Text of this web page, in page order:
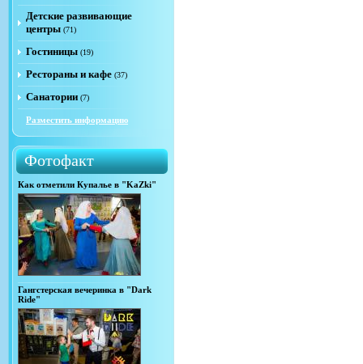
Детские развивающие
центры (71)
Гостиницы (19)
Рестораны и кафе (37)
Санатории (7)
Разместить информацию
Фотофакт
Как отметили Купалье в "KaZki"
Гангстерская вечеринка в "Dark
Ride"